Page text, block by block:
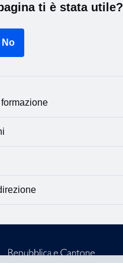
ti è stata utile?
No